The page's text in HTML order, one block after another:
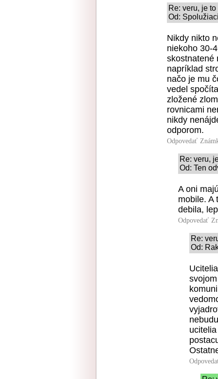
Re: veru, je
Od:
Nikdy nikto
niekoho 30-
skostnatené
napríklad
načo je mu
vedel
zložené
rovnicami
nikdy
odporom.
Odpovedať
Re: veru,
Od: Ten
A oni
mobile. A
debila,
Odpovedať
Re:
Od: